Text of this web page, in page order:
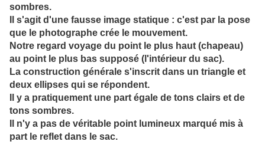
sombres.
Il s'agit d'une fausse image statique : c'est par la pose
que le photographe crée le mouvement.
Notre regard voyage du point le plus haut (chapeau)
au point le plus bas supposé (l'intérieur du sac).
La construction générale s'inscrit dans un triangle et
deux ellipses qui se répondent.
Il y a pratiquement une part égale de tons clairs et de
tons sombres.
Il n'y a pas de véritable point lumineux marqué mis à
part le reflet dans le sac.